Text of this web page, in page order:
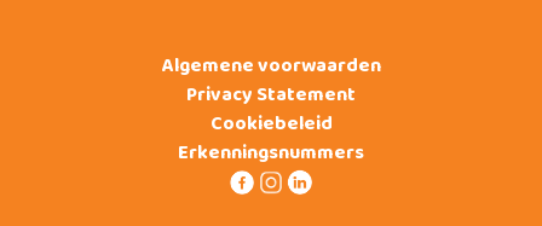
Algemene voorwaarden
Privacy Statement
Cookiebeleid
Erkenningsnummers